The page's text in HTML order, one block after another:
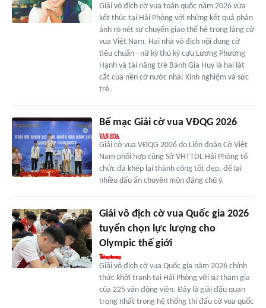
Giải vô địch cờ vua toàn quốc năm 2026 vừa
kết thúc tại Hải Phòng với những kết quả phản
ánh rõ nét sự chuyển giao thế hệ trong làng cờ
vua Việt Nam. Hai nhà vô địch nội dung cờ
tiêu chuẩn - nữ kỳ thủ kỳ cựu Lương Phương
Hạnh và tài năng trẻ Bành Gia Huy là hai lát
cắt của nền cờ nước nhà: Kinh nghiệm và sức
trẻ.
Bế mạc Giải cờ vua VĐQG 2026
Giải cờ vua VĐQG 2026 do Liên đoàn Cờ Việt
Nam phối hợp cùng Sở VHTTDL Hải Phòng tổ
chức đã khép lại thành công tốt đẹp, để lại
nhiều dấu ấn chuyên môn đáng chú ý.
Giải vô địch cờ vua Quốc gia 2026
tuyển chọn lực lượng cho
Olympic thế giới
Giải vô địch cờ vua Quốc gia năm 2026 chính
thức khởi tranh tại Hải Phòng với sự tham gia
của 225 vận động viên. Đây là giải đấu quan
trọng nhất trong hệ thống thi đấu cờ vua quốc